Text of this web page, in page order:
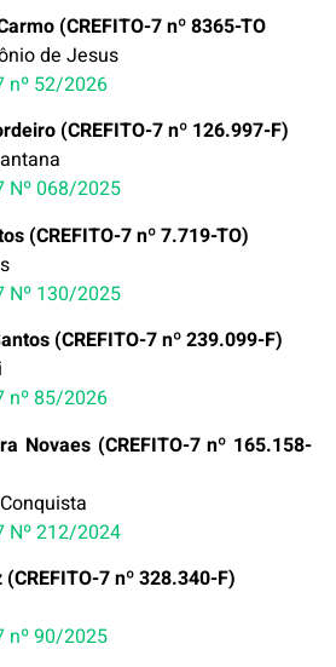
(CREFITO-7 nº 8365-TO
de Jesus
nº 52/2026
(CREFITO-7 nº 126.997-F)
Nº 068/2025
(CREFITO-7 nº 7.719-TO)
Nº 130/2025
(CREFITO-7 nº 239.099-F)
nº 85/2026
Novaes (CREFITO-7 nº 165.158-
Nº 212/2024
7 nº 328.340-F)
nº 90/2025